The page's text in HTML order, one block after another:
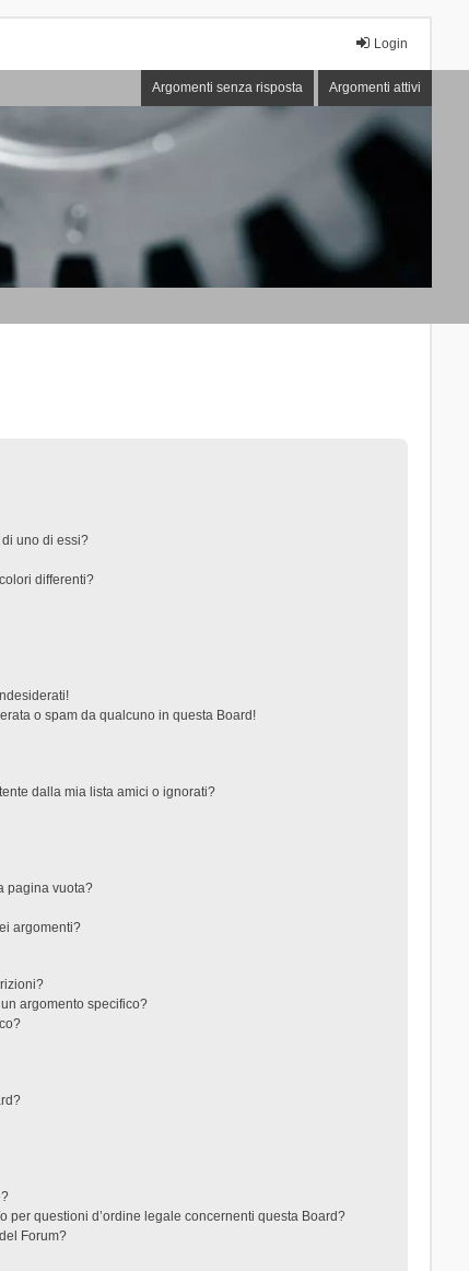
Login
Argomenti senza risposta Argomenti attivi
uno di essi?
differenti?
o spam da qualcuno in questa Board!
dalla mia lista amici o ignorati?
pagina vuota?
argomenti?
argomento specifico?
per questioni d’ordine legale concernenti questa Board?
Forum?